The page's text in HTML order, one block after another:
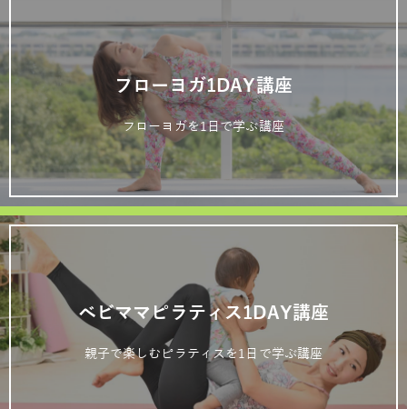
フローヨガ1DAY講座
フローヨガを1日で学ぶ講座
ベビママピラティス1DAY講座
親子で楽しむピラティスを1日で学ぶ講座